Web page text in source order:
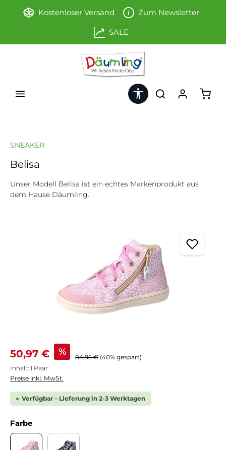
Zum Hauptinhalt springen
Kostenloser Versand Zum Newsletter
SALE
Werkzeugleiste anzeigen
SNEAKER
Belisa
Unser Modell Belisa ist ein echtes Markenprodukt aus
dem Hause Däumling.
Verkaufspreis:
50,97 € % Regulärer Preis:
84,95 € (40% gespart)
Inhalt: 1 Paar
Preise inkl. MwSt.
Verfügbar – Lieferung in 2-3 Werktagen
Farbeauswählen